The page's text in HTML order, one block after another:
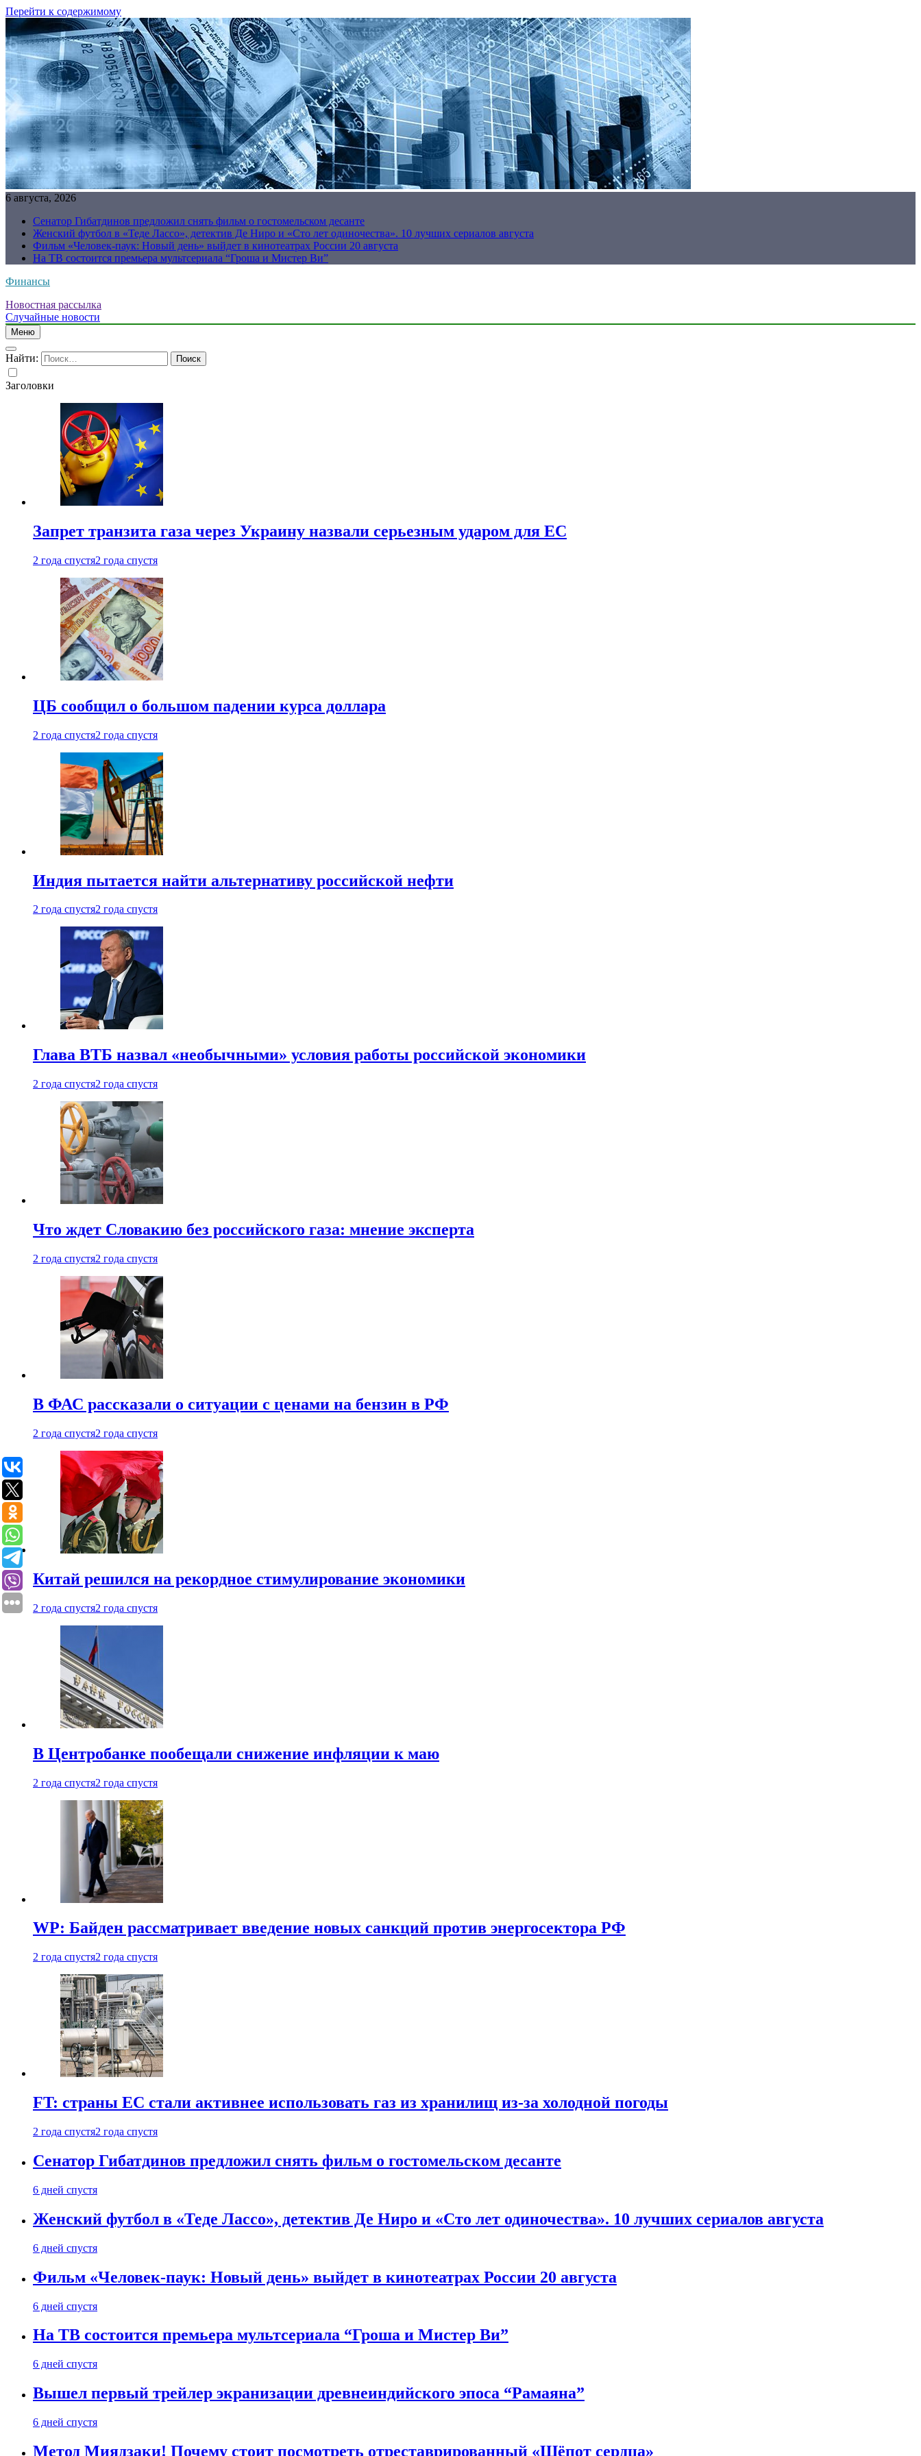
Перейти к содержимому
6 августа, 2026
Сенатор Гибатдинов предложил снять фильм о гостомельском десанте
Женский футбол в «Теде Лассо», детектив Де Ниро и «Сто лет одиночества». 10 лучших сериалов августа
Фильм «Человек-паук: Новый день» выйдет в кинотеатрах России 20 августа
На ТВ состоится премьера мультсериала “Гроша и Мистер Ви”
Финансы
Новостная рассылка
Случайные новости
Меню
Найти:
Заголовки
Запрет транзита газа через Украину назвали серьезным ударом для ЕС
2 года спустя2 года спустя
ЦБ сообщил о большом падении курса доллара
2 года спустя2 года спустя
Индия пытается найти альтернативу российской нефти
2 года спустя2 года спустя
Глава ВТБ назвал «необычными» условия работы российской экономики
2 года спустя2 года спустя
Что ждет Словакию без российского газа: мнение эксперта
2 года спустя2 года спустя
В ФАС рассказали о ситуации с ценами на бензин в РФ
2 года спустя2 года спустя
Китай решился на рекордное стимулирование экономики
2 года спустя2 года спустя
В Центробанке пообещали снижение инфляции к маю
2 года спустя2 года спустя
WP: Байден рассматривает введение новых санкций против энергосектора РФ
2 года спустя2 года спустя
FT: страны ЕС стали активнее использовать газ из хранилищ из-за холодной погоды
2 года спустя2 года спустя
Сенатор Гибатдинов предложил снять фильм о гостомельском десанте
6 дней спустя
Женский футбол в «Теде Лассо», детектив Де Ниро и «Сто лет одиночества». 10 лучших сериалов августа
6 дней спустя
Фильм «Человек-паук: Новый день» выйдет в кинотеатрах России 20 августа
6 дней спустя
На ТВ состоится премьера мультсериала “Гроша и Мистер Ви”
6 дней спустя
Вышел первый трейлер экранизации древнеиндийского эпоса “Рамаяна”
6 дней спустя
Метод Миядзаки! Почему стоит посмотреть отреставрированный «Шёпот сердца»